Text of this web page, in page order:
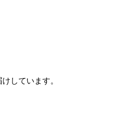
しています。